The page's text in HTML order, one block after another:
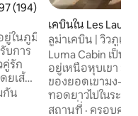
นเฉลี่ย 4.97 จาก 5, 194 รีวิว
(194)
บการ
รัก
ำหรับ
ร์ด
กัน
เคบินใน Les
ional County
ลูม่าเคบิน | วิวภูเข
ลองต์
Luma Cabin เป็น
อยู่เหนือหุบเขา มี
ของยอดเขามง-แ
ทอดยาวไปในระย
ทำเลที่เงียบสงบเ
สถานที่ · ครอบครัว